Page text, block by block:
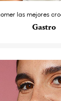
las mejores
Gastro